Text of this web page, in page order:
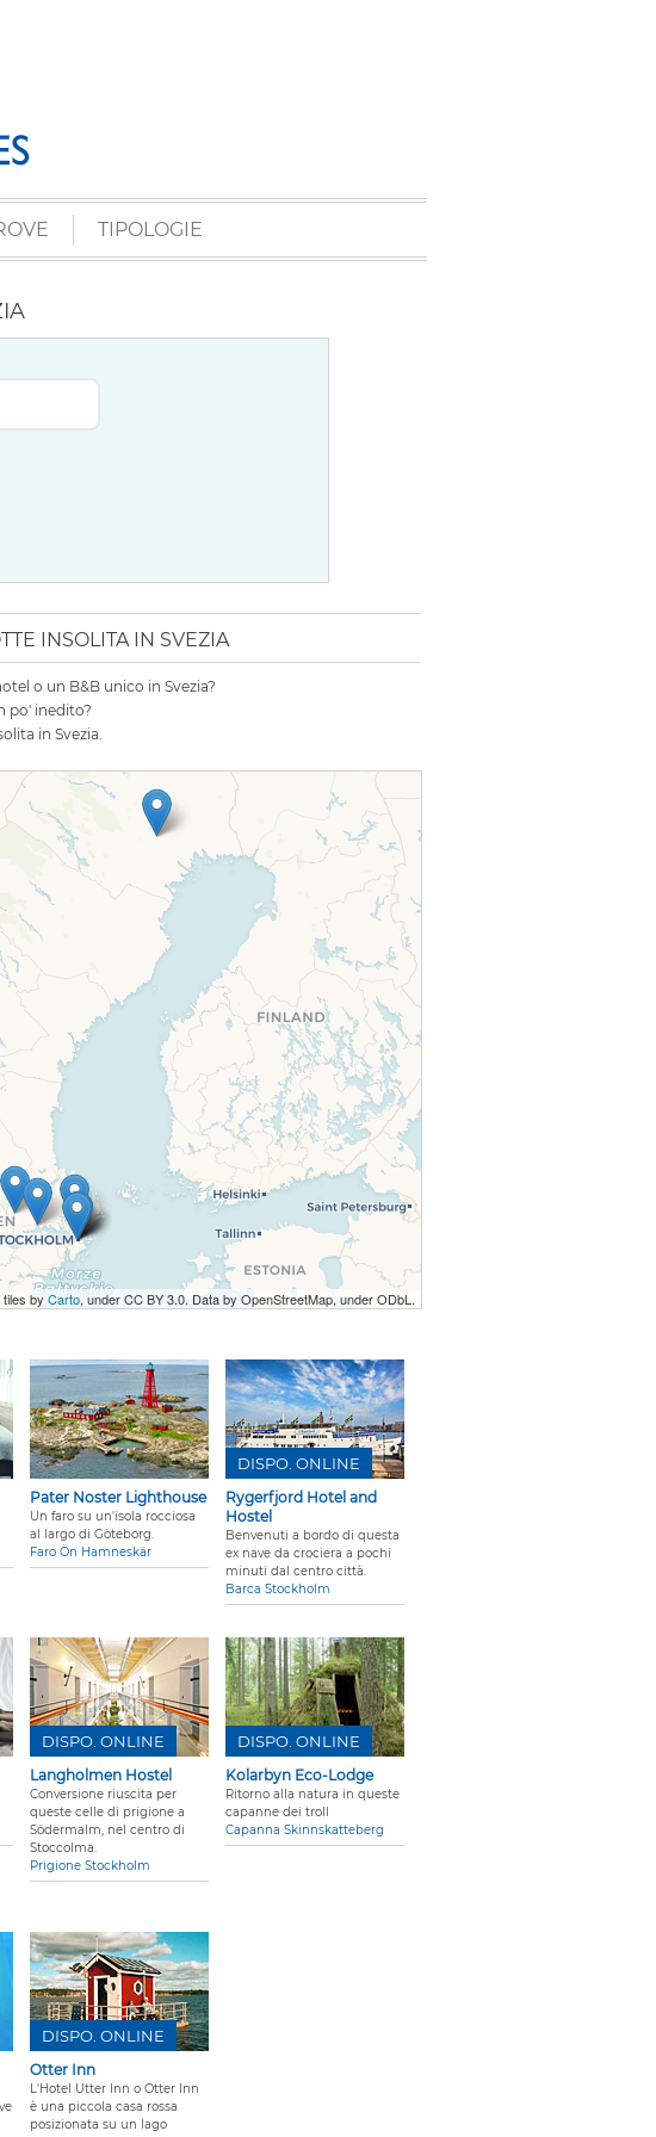
TIPOLOGIE
INSOLITA IN SVEZIA
o un B&B unico in Svezia?
po' inedito?
in Svezia.
tiles by Carto, under CC BY 3.0. Data by OpenStreetMap, under ODbL.
Pater Noster Lighthouse
Un faro su un'isola rocciosa
al largo di Göteborg.
Faro Ön Hamneskär
Rygerfjord Hotel and
Hostel
Benvenuti a bordo di questa
ex nave da crociera a pochi
minuti dal centro città.
Barca Stockholm
DISPO. ONLINE
Langholmen Hostel
Conversione riuscita per
queste celle di prigione a
Södermalm, nel centro di
Stoccolma.
Prigione Stockholm
DISPO. ONLINE
Kolarbyn Eco-Lodge
Ritorno alla natura in queste
capanne dei troll
Capanna Skinnskatteberg
DISPO. ONLINE
Otter Inn
L'Hotel Utter Inn o Otter Inn
è una piccola casa rossa
posizionata su un lago
DISPO. ONLINE